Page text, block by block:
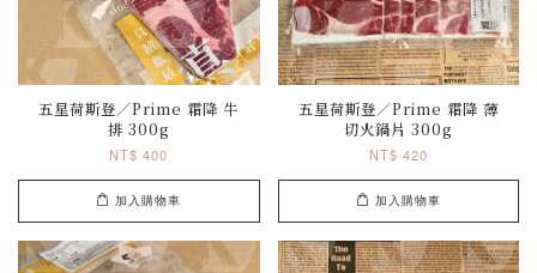
五星荷斯登／Prime 霜降 牛
排 300g
NT$ 400
加入購物車
五星荷斯登／Prime 霜降 薄
切火鍋片 300g
NT$ 420
加入購物車